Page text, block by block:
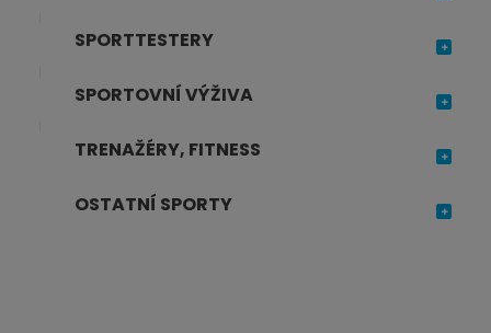
SPORTTESTERY
SPORTOVNÍ VÝŽIVA
TRENAŽÉRY, FITNESS
OSTATNÍ SPORTY